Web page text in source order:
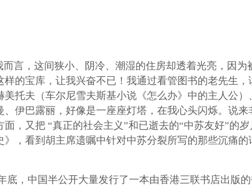
言，这间狭小、阴冷、潮湿的住房却透着光亮，因
的宝库，让我兴奋不已！我通过看管图书的老先生
托夫（车尔尼雪夫斯基小说《怎么办》中的主人公
伊巴露丽，好像是一座座灯塔，在我心头闪烁。说
，又把 “真正的社会主义”和已逝去的“中苏友好”的
，看到胡主席遗嘱中针对中苏分裂所写的那些沉痛
底，中国半公开大量发行了一本由香港三联书店出版